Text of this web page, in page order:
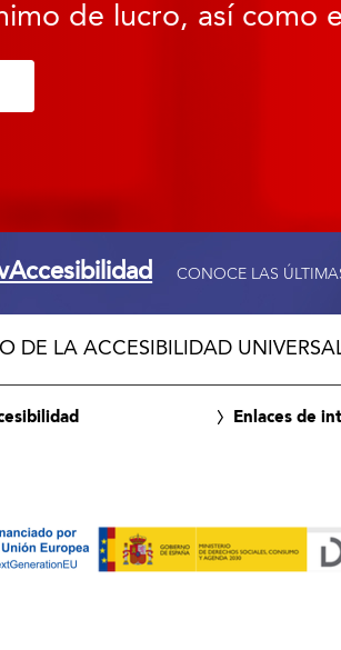
de lucro, así como
CONOCE LAS
DE LA ACCESIBILIDAD
Enlaces de